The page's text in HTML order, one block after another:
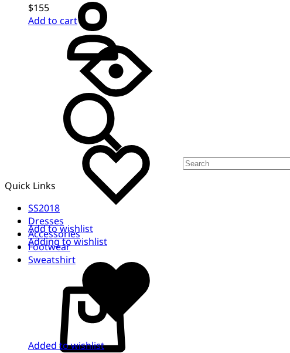
Quick Links
SS2018
Dresses
Accessories
Footwear
Sweatshirt
$155
Add to cart
Add to wishlist
Adding to wishlist
Added to wishlist